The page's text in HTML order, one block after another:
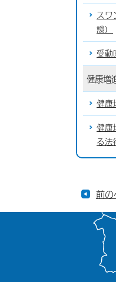
スワ
談）
受
健康増
健康
健康
る法
前